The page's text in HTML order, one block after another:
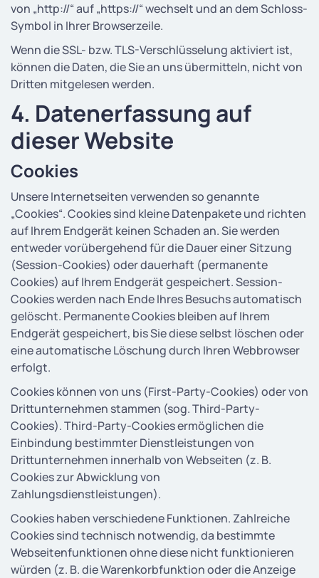
von „http://“ auf „https://“ wechselt und an dem Schloss-
Symbol in Ihrer Browserzeile.
Wenn die SSL- bzw. TLS-Verschlüsselung aktiviert ist,
können die Daten, die Sie an uns übermitteln, nicht von
Dritten mitgelesen werden.
4. Datenerfassung auf
dieser Website
Cookies
Unsere Internetseiten verwenden so genannte
„Cookies“. Cookies sind kleine Datenpakete und richten
auf Ihrem Endgerät keinen Schaden an. Sie werden
entweder vorübergehend für die Dauer einer Sitzung
(Session-Cookies) oder dauerhaft (permanente
Cookies) auf Ihrem Endgerät gespeichert. Session-
Cookies werden nach Ende Ihres Besuchs automatisch
gelöscht. Permanente Cookies bleiben auf Ihrem
Endgerät gespeichert, bis Sie diese selbst löschen oder
eine automatische Löschung durch Ihren Webbrowser
erfolgt.
Cookies können von uns (First-Party-Cookies) oder von
Drittunternehmen stammen (sog. Third-Party-
Cookies). Third-Party-Cookies ermöglichen die
Einbindung bestimmter Dienstleistungen von
Drittunternehmen innerhalb von Webseiten (z. B.
Cookies zur Abwicklung von
Zahlungsdienstleistungen).
Cookies haben verschiedene Funktionen. Zahlreiche
Cookies sind technisch notwendig, da bestimmte
Webseitenfunktionen ohne diese nicht funktionieren
würden (z. B. die Warenkorbfunktion oder die Anzeige